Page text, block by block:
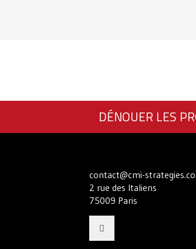
DÉNOUER LES
contact@cmi-
2 rue des Italiens
75009 Paris